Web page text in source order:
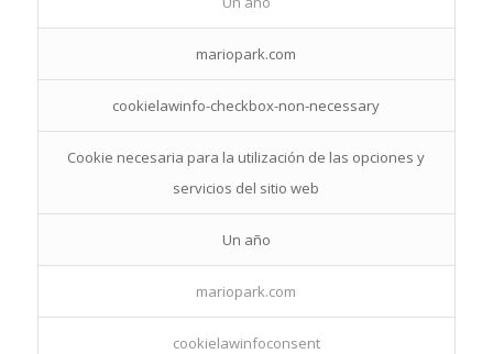
mariopark.com
cookielawinfo-checkbox-non-necessary
Cookie necesaria para la utilización de las opciones y
servicios del sitio web
Un año
mariopark.com
cookielawinfoconsent